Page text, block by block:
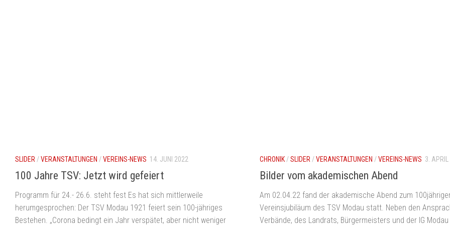
SLIDER /VERANSTALTUNGEN /VEREINS-NEWS 14. JUNI 2022
100 Jahre TSV: Jetzt wird gefeiert
Programm für 24.- 26.6. steht fest Es hat sich mittlerweile
herumgesprochen: Der TSV Modau 1921 feiert sein 100-jähriges
Bestehen. „Corona bedingt ein Jahr verspätet, aber nicht weniger
CHRONIK /SLIDER /VERANSTALTUNGEN /VEREINS-NEWS 3.
Bilder vom akademischen Abend
Am 02.04.22 fand der akademische Abend zum
Vereinsjubiläum des TSV Modau statt. Neben den
Verbände, des Landrats, Bürgermeisters und der IG